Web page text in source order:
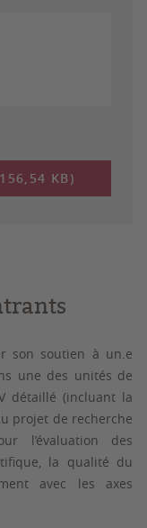
KB)
son soutien à un.e
une des unités de
détaillé (incluant la
projet de recherche
l’évaluation des
la qualité du
avec les axes